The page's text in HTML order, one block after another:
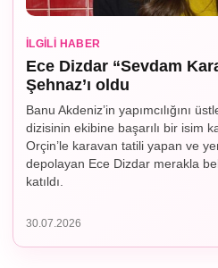
İLGILI HABER
Ece Dizdar “Sevdam
Şehnaz’ı oldu
Banu Akdeniz’in yapımcılığını
dizisinin ekibine başarılı bir isim
Orçin’le karavan tatili yapan ve
depolayan Ece Dizdar merakla
katıldı.
30.07.2026